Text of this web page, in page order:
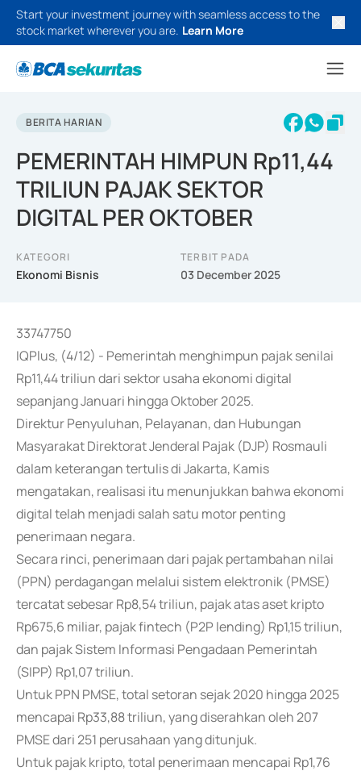
Start your investment journey with seamless access to the
stock market wherever you are. Learn More
BERITA HARIAN
PEMERINTAH HIMPUN Rp11,44
TRILIUN PAJAK SEKTOR
DIGITAL PER OKTOBER
KATEGORI
Ekonomi Bisnis
TERBIT PADA
03 December 2025
33747750
IQPlus, (4/12) - Pemerintah menghimpun pajak senilai
Rp11,44 triliun dari sektor usaha ekonomi digital
sepanjang Januari hingga Oktober 2025.
Direktur Penyuluhan, Pelayanan, dan Hubungan
Masyarakat Direktorat Jenderal Pajak (DJP) Rosmauli
dalam keterangan tertulis di Jakarta, Kamis
mengatakan, realisasi itu menunjukkan bahwa ekonomi
digital telah menjadi salah satu motor penting
penerimaan negara.
Secara rinci, penerimaan dari pajak pertambahan nilai
(PPN) perdagangan melalui sistem elektronik (PMSE)
tercatat sebesar Rp8,54 triliun, pajak atas aset kripto
Rp675,6 miliar, pajak fintech (P2P lending) Rp1,15 triliun,
dan pajak Sistem Informasi Pengadaan Pemerintah
(SIPP) Rp1,07 triliun.
Untuk PPN PMSE, total setoran sejak 2020 hingga 2025
mencapai Rp33,88 triliun, yang diserahkan oleh 207
PMSE dari 251 perusahaan yang ditunjuk.
Untuk pajak kripto, total penerimaan mencapai Rp1,76